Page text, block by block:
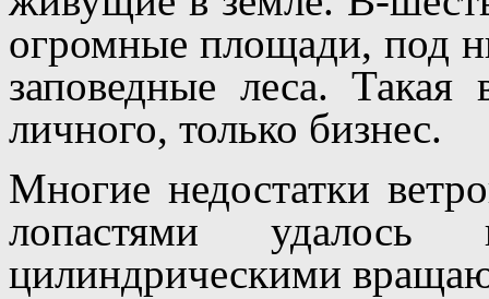
огромные площади, под
заповедные леса.
личного, только бизнес.
Многие недостатки
лопастями
цилиндрическими